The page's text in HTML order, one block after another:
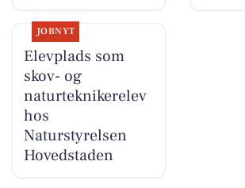
JOBNYT
Elevplads som
skov- og
naturteknikerelev
hos
Naturstyrelsen
Hovedstaden